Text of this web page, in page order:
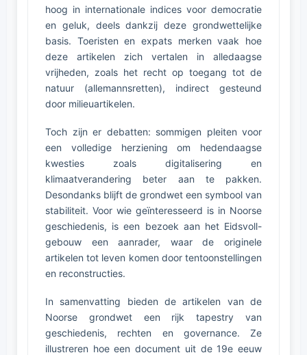
hoog in internationale indices voor democratie
en geluk, deels dankzij deze grondwettelijke
basis. Toeristen en expats merken vaak hoe
deze artikelen zich vertalen in alledaagse
vrijheden, zoals het recht op toegang tot de
natuur (allemannsretten), indirect gesteund
door milieuartikelen.
Toch zijn er debatten: sommigen pleiten voor
een volledige herziening om hedendaagse
kwesties zoals digitalisering en
klimaatverandering beter aan te pakken.
Desondanks blijft de grondwet een symbool van
stabiliteit. Voor wie geïnteresseerd is in Noorse
geschiedenis, is een bezoek aan het Eidsvoll-
gebouw een aanrader, waar de originele
artikelen tot leven komen door tentoonstellingen
en reconstructies.
In samenvatting bieden de artikelen van de
Noorse grondwet een rijk tapestry van
geschiedenis, rechten en governance. Ze
illustreren hoe een document uit de 19e eeuw